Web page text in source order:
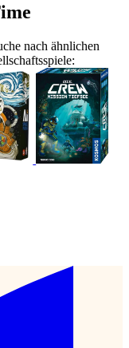
nach ähnlichen